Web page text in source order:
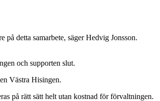
detta samarbete, säger Hedvig Jonsson.
och supporten slut.
Västra Hisingen.
på rätt sätt helt utan kostnad för förvaltningen.